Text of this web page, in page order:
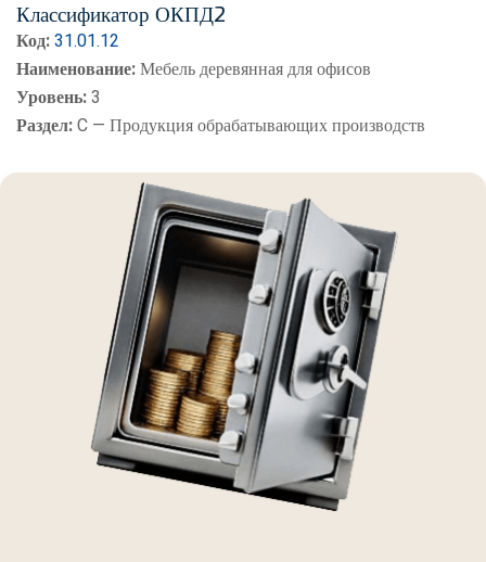
Классификатор ОКПД2
Код:31.01.12
Наименование:Мебель деревянная для офисов
Уровень:3
Раздел:C — Продукция обрабатывающих производств